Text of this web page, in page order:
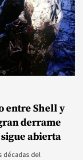
entre Shell y
derrame
abierta
décadas del